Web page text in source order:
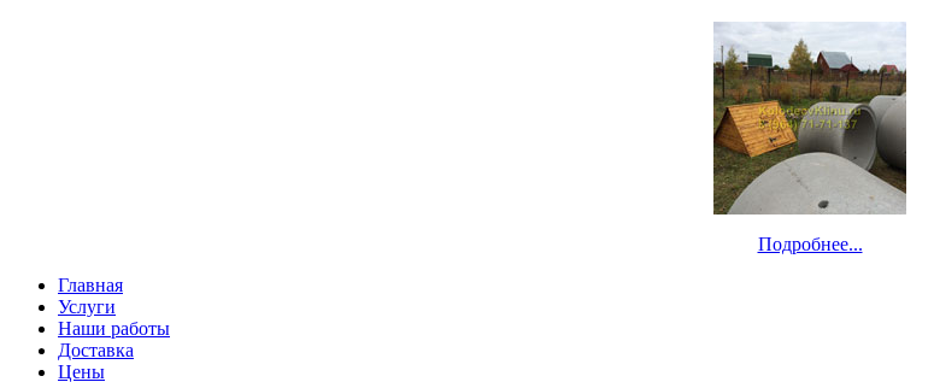
Подробнее...
Главная
Услуги
Наши работы
Доставка
Цены